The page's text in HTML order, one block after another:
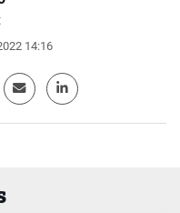
14:16